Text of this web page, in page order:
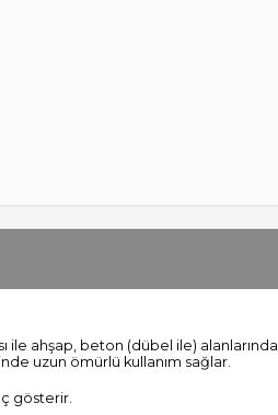
ile ahşap, beton (dübel ile) alanlarında
uzun ömürlü kullanım sağlar.
gösterir.